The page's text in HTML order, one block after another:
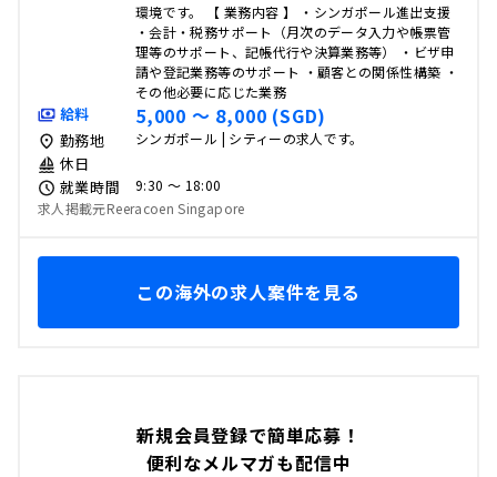
新規会員登録で簡単応募！
便利なメルマガも配信中
環境です。 【 業務内容 】 ・シンガポール進出支援
・会計・税務サポート（月次のデータ入力や帳票管
理等のサポート、記帳代行や決算業務等） ・ビザ申
請や登記業務等のサポート ・顧客との関係性構築 ・
その他必要に応じた業務
給料 5,000 〜 8,000 (SGD)
勤務地 シンガポール | シティーの求人です。
休日
就業時間
9:30 〜 18:00
求人掲載元Reeracoen Singapore
この海外の求人案件を見る